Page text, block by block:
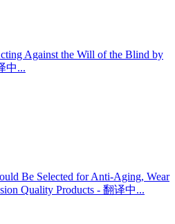
Against the Will of the Blind by
中...
Be Selected for Anti-Aging, Wear
Quality Products - 翻译中...